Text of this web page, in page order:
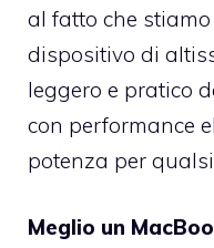
al fatto che
dispositivo di
leggero e pratico
con performance
potenza per
Meglio un